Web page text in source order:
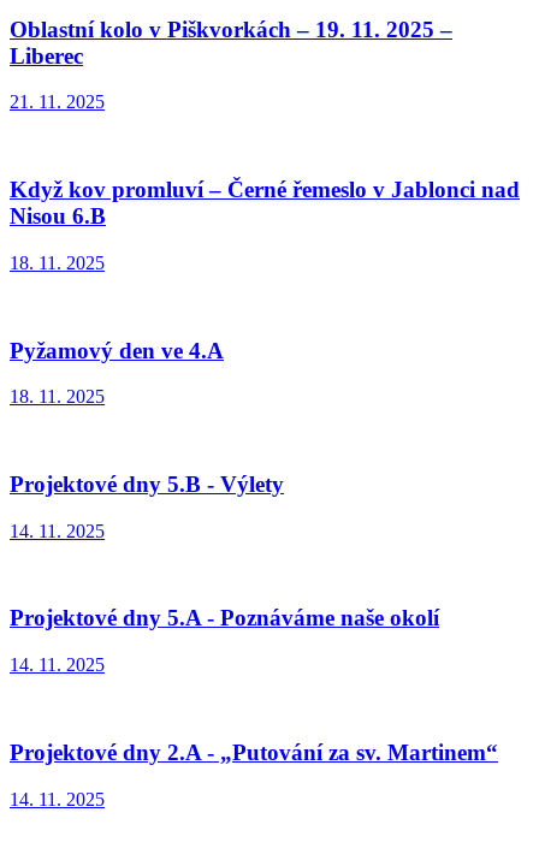
Oblastní kolo v Piškvorkách – 19. 11. 2025 –
Liberec
21. 11. 2025
Když kov promluví – Černé řemeslo v Jablonci nad
Nisou 6.B
18. 11. 2025
Pyžamový den ve 4.A
18. 11. 2025
Projektové dny 5.B - Výlety
14. 11. 2025
Projektové dny 5.A - Poznáváme naše okolí
14. 11. 2025
Projektové dny 2.A - „Putování za sv. Martinem“
14. 11. 2025